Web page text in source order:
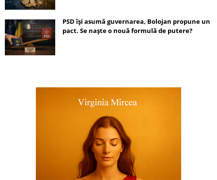
PSD își asumă guvernarea, Bolojan propune un
pact. Se naște o nouă formulă de putere?